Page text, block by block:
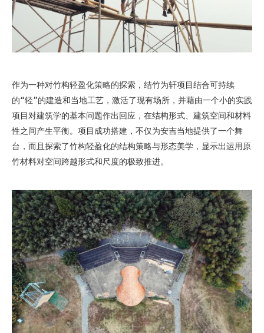
作为一种对竹构轻盈化策略的探索，结竹为轩项目结合可持续
的“轻”的建造和当地工艺，激活了现有场所，并藉由一个小的实践
项目对建筑学的基本问题作出回应，在结构形式、建筑空间和材料
性之间产生平衡。项目成功搭建，不仅为安吉当地提供了一个舞
台，而且探索了竹构轻盈化的结构策略与形态美学，显示出运用原
竹材料对空间跨越形式和尺度的极致推进。